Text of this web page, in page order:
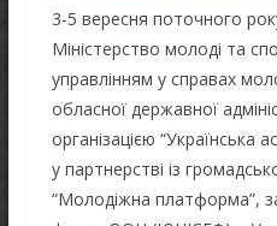
3-5 вересня поточного
Міністерство молоді та
управлінням у справах
обласної державної
організацією “Українська
у партнерстві із
“Молодіжна платформа”,